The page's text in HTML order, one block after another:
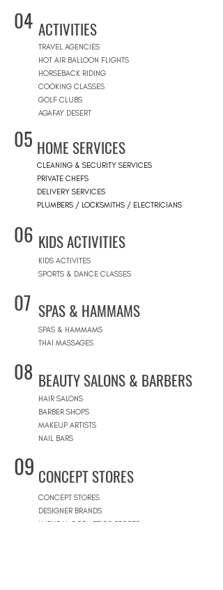
04 ACTIVITIES
TRAVEL AGENCIES
HOT AIR BALLOON FLIGHTS
HORSEBACK RIDING
COOKING CLASSES
GOLF CLUBS
AGAFAY DESERT
05 HOME SERVICES
CLEANING & SECURITY SERVICES
PRIVATE CHEFS
DELIVERY SERVICES
PLUMBERS / LOCKSMITHS / ELECTRICIANS
06 KIDS ACTIVITIES
KIDS ACTIVITES
SPORTS & DANCE CLASSES
07 SPAS & HAMMAMS
SPAS & HAMMAMS
THAI MASSAGES
08 BEAUTY SALONS & BARBERS
HAIR SALONS
BARBER SHOPS
MAKEUP ARTISTS
NAIL BARS
09 CONCEPT STORES
CONCEPT STORES
DESIGNER BRANDS
NATURAL COSMETICS STORES